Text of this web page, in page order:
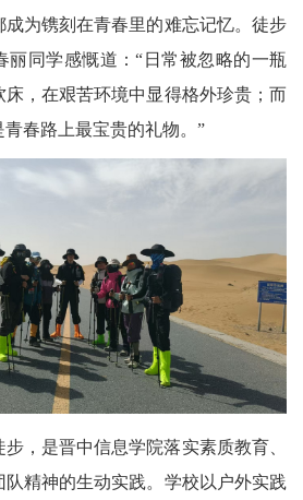
为镌刻在青春里的难忘记忆。徒步
丽同学感慨道：“日常被忽略的一瓶
，在艰苦环境中显得格外珍贵；而
春路上最宝贵的礼物。”
，是晋中信息学院落实素质教育、
精神的生动实践。学校以户外实践